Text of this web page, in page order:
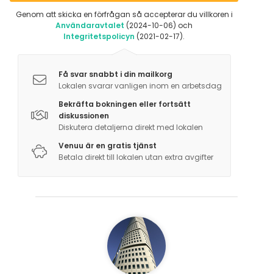
båtturer, vinprovningar och mycket mer som sätter
guldkant på er upplevelse. Fråga oss gärna – vi
skräddarsyr förslag som gör ert möte minnesvärt.
Genom att skicka en förfrågan så accepterar du villkoren i
Användaravtalet (2024-10-06) och
Integritetspolicyn (2021-02-17).
Få svar snabbt i din mailkorg
Lokalen svarar vanligen inom en arbetsdag
Bekräfta bokningen eller fortsätt
diskussionen
Diskutera detaljerna direkt med lokalen
Venuu är en gratis tjänst
Betala direkt till lokalen utan extra avgifter